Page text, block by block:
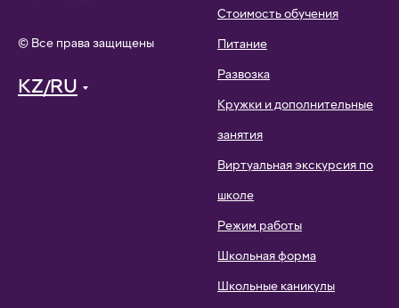
© Все права защищены
KZ/RU
Стоимость обучения
Питание
Развозка
Кружки и дополнительные
занятия
Виртуальная экскурсия по
школе
Режим работы
Школьная форма
Школьные каникулы